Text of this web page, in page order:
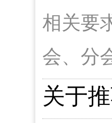
相关要
会、分
关于